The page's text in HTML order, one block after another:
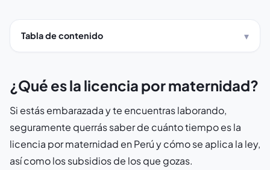
Tabla de contenido
¿Qué es la licencia por maternidad?
Si estás embarazada y te encuentras laborando,
seguramente querrás saber de cuánto tiempo es la
licencia por maternidad en Perú y cómo se aplica la ley,
así como los subsidios de los que gozas.